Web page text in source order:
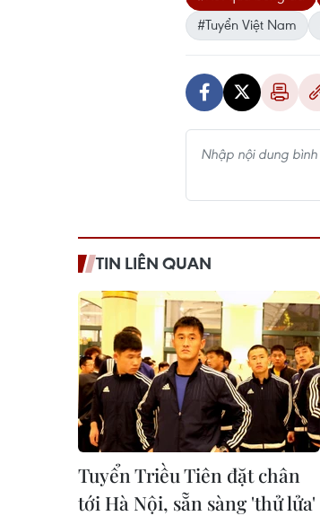
#Tuyển Việt Nam
TIN LIÊN QUAN
Tuyển Triều Tiên đặt chân
tới Hà Nội, sẵn sàng 'thử lửa'